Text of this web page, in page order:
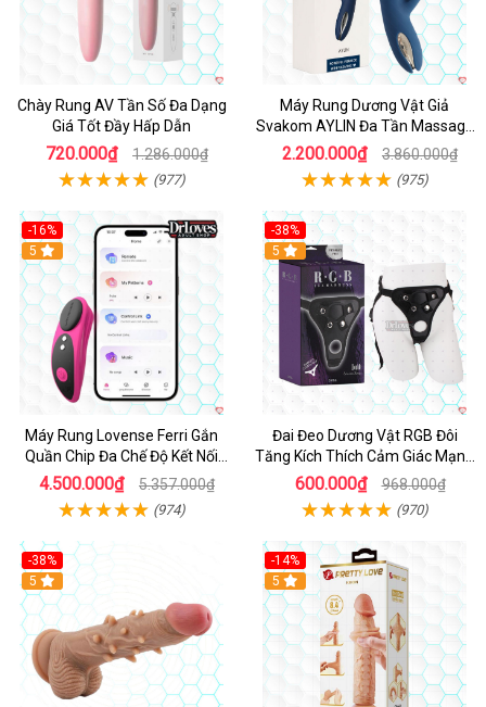
Chày Rung AV Tần Số Đa Dạng
Giá Tốt Đầy Hấp Dẫn
720.000₫ 1.286.000₫
(977)
Máy Rung Dương Vật Giả
Svakom AYLIN Đa Tần Massage
Sướng
2.200.000₫ 3.860.000₫
(975)
-16%
Hot
5
Máy Rung Lovense Ferri Gắn
Quần Chip Đa Chế Độ Kết Nối
App
4.500.000₫ 5.357.000₫
(974)
-38%
Hot
5
Đai Đeo Dương Vật RGB Đôi
Tăng Kích Thích Cảm Giác Mạnh
Mẽ
600.000₫ 968.000₫
(970)
-38%
5
-14%
5